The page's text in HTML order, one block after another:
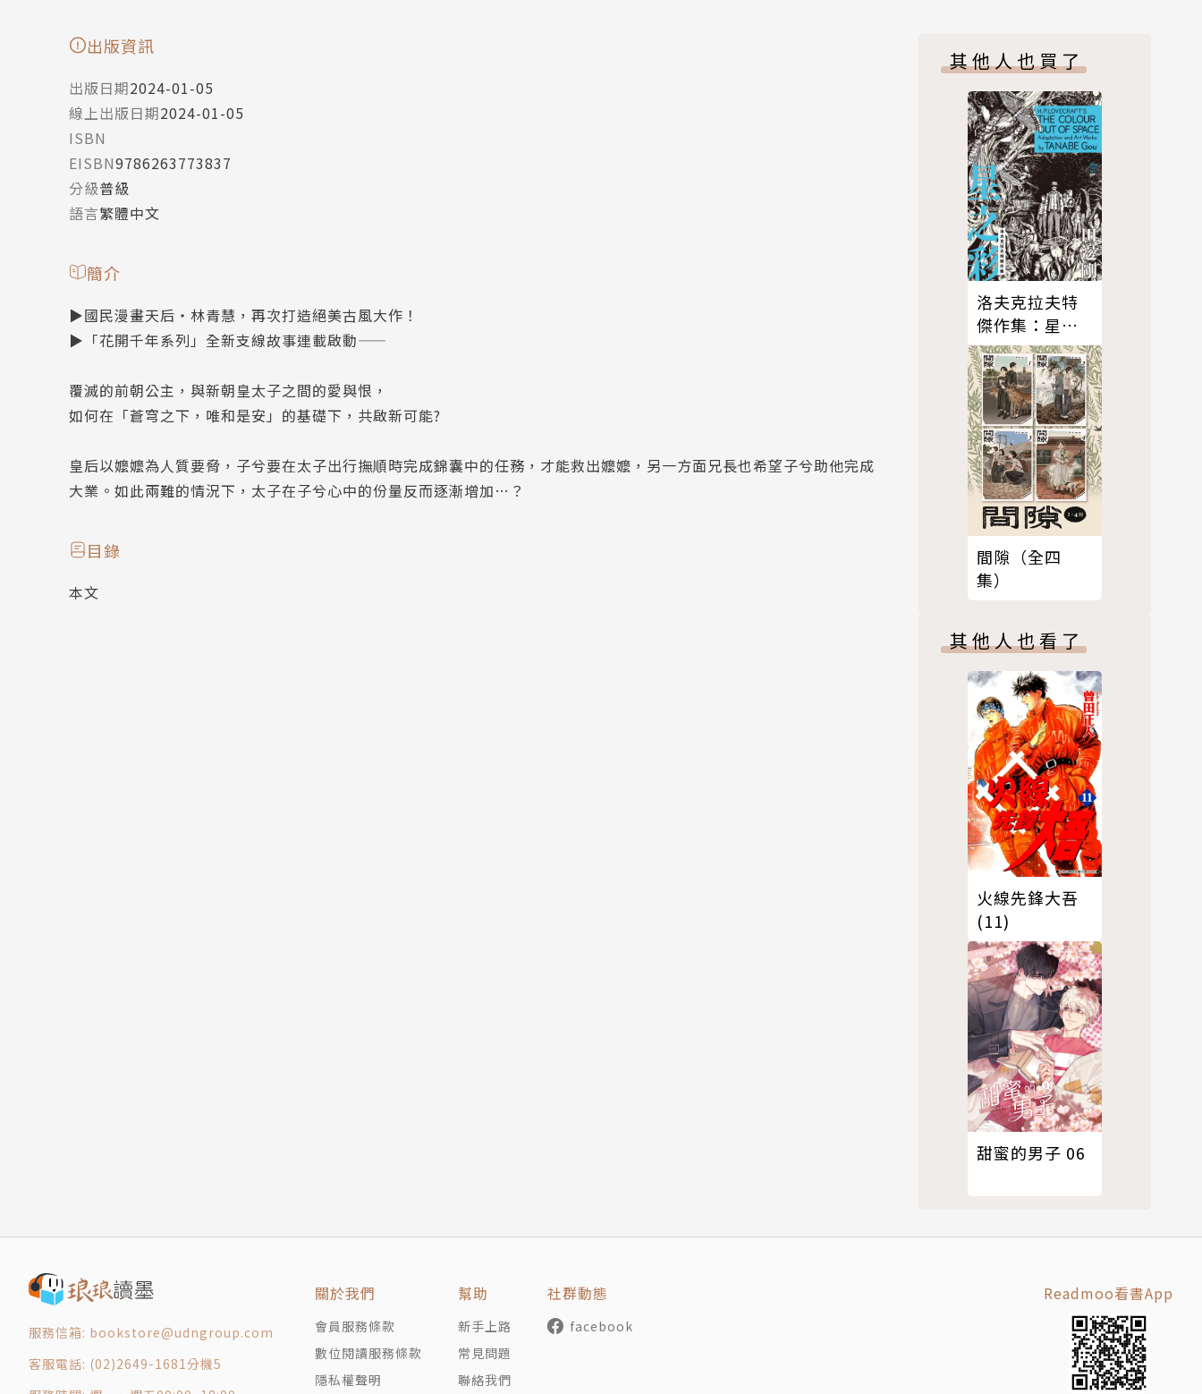
出版資訊
出版日期2024-01-05
線上出版日期2024-01-05
ISBN
EISBN9786263773837
分級普級
語言繁體中文
簡介
▶國民漫畫天后‧林青慧，再次打造絕美古風大作！
▶「花開千年系列」全新支線故事連載啟動——
覆滅的前朝公主，與新朝皇太子之間的愛與恨，
如何在「蒼穹之下，唯和是安」的基礎下，共啟新可能?
皇后以嬤嬤為人質要脅，子兮要在太子出行撫順時完成錦囊中的任務，才能救出嬤嬤，另一方面兄長也希望子兮助他完成
大業。如此兩難的情況下，太子在子兮心中的份量反而逐漸增加…？
目錄
本文
其他人也買了
洛夫克拉夫特
傑作集：星之
彩
間隙（全四
集）
其他人也看了
火線先鋒大吾
(11)
甜蜜的男子 06
服務信箱: bookstore@udngroup.com
客服電話: (02)2649-1681分機5
關於我們
會員服務條款
數位閱讀服務條款
隱私權聲明
幫助
新手上路
常見問題
聯絡我們
社群動態
facebook
Readmoo看書App